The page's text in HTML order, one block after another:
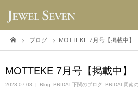
ブログ MOTTEKE 7月号【掲載中】
MOTTEKE 7月号【掲載中】
2023.07.08 Blog BRIDAL下関のブログ BRIDAL周南